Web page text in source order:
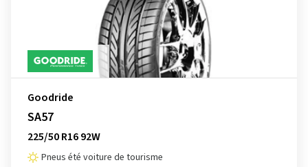
Goodride
SA57
225/50 R16 92W
Pneus été voiture de tourisme